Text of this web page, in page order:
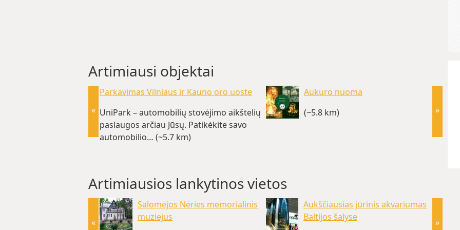
Artimiausi objektai
Parkavimas Vilniaus ir Kauno oro uoste
UniPark – automobilių stovėjimo aikštelių
paslaugos arčiau Jūsų. Patikėkite savo
automobilio… (~5.7 km)
Aukuro nuoma
(~5.8 km)
»
«
Artimiausios lankytinos vietos
Salomėjos Nėries memorialinis
muziejus
Aukščiausias jūrinis akvariumas
Baltijos šalyse
»
«